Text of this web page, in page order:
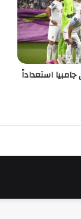
استعداداً